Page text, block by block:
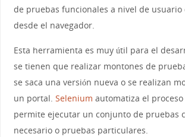
de pruebas funcionales a nivel de
desde el navegador.
Esta herramienta es muy útil para el
se tienen que realizar montones de
se saca una versión nueva o se realizan
un portal. Selenium automatiza el
permite ejecutar un conjunto de pruebas
necesario o pruebas particulares.